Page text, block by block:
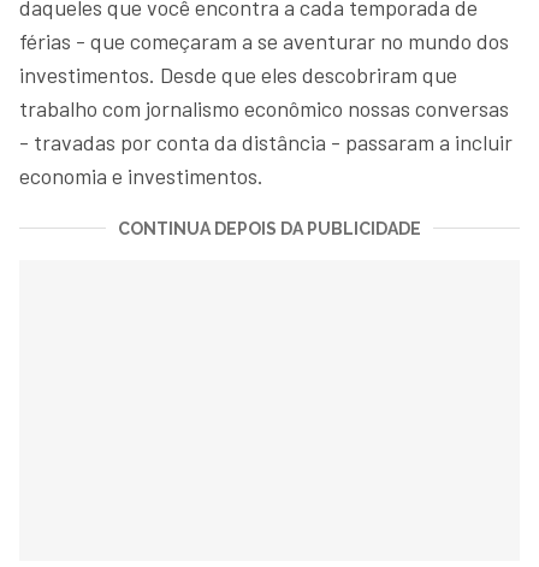
daqueles que você encontra a cada temporada de
férias - que começaram a se aventurar no mundo dos
investimentos. Desde que eles descobriram que
trabalho com jornalismo econômico nossas conversas
- travadas por conta da distância - passaram a incluir
economia e investimentos.
CONTINUA DEPOIS DA PUBLICIDADE